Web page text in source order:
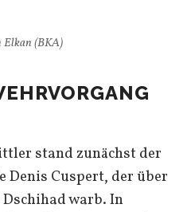
Elkan (BKA)
stand zunächst der
Denis Cuspert, der über
warb. In